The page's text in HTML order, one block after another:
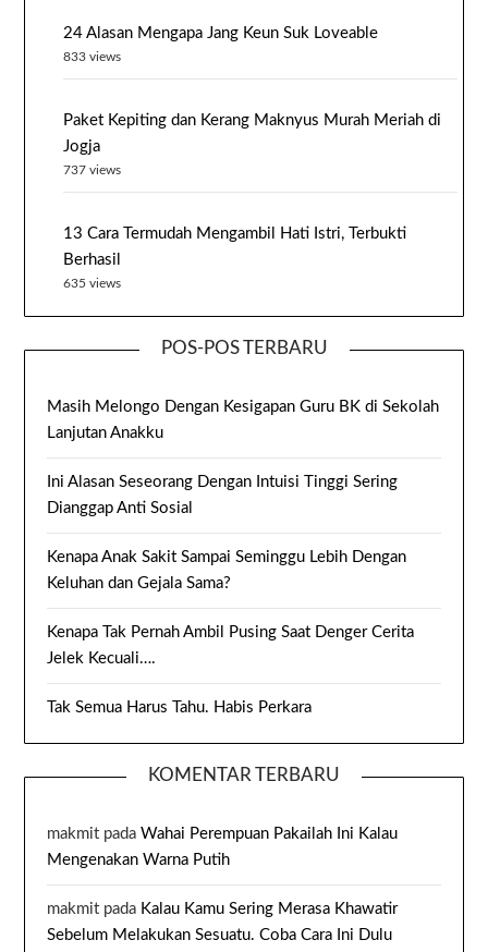
24 Alasan Mengapa Jang Keun Suk Loveable
833 views
Paket Kepiting dan Kerang Maknyus Murah Meriah di
Jogja
737 views
13 Cara Termudah Mengambil Hati Istri, Terbukti
Berhasil
635 views
POS-POS TERBARU
Masih Melongo Dengan Kesigapan Guru BK di Sekolah
Lanjutan Anakku
Ini Alasan Seseorang Dengan Intuisi Tinggi Sering
Dianggap Anti Sosial
Kenapa Anak Sakit Sampai Seminggu Lebih Dengan
Keluhan dan Gejala Sama?
Kenapa Tak Pernah Ambil Pusing Saat Denger Cerita
Jelek Kecuali….
Tak Semua Harus Tahu. Habis Perkara
KOMENTAR TERBARU
makmit padaWahai Perempuan Pakailah Ini Kalau
Mengenakan Warna Putih
makmit pada Kalau Kamu Sering Merasa Khawatir
Sebelum Melakukan Sesuatu. Coba Cara Ini Dulu